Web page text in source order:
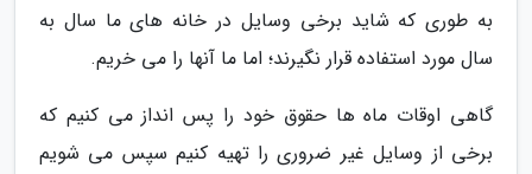
به طوری که شاید برخی وسایل در خانه های ما سال به
سال مورد استفاده قرار نگیرند؛ اما ما آنها را می خریم.
گاهی اوقات ماه ها حقوق خود را پس انداز می کنیم که
برخی از وسایل غیر ضروری را تهیه کنیم سپس می شویم